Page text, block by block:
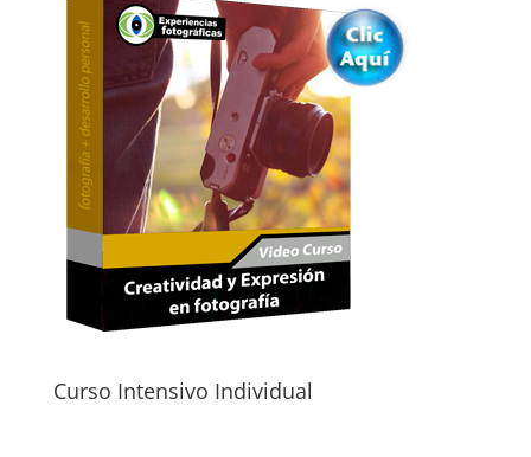
Curso Intensivo Individual